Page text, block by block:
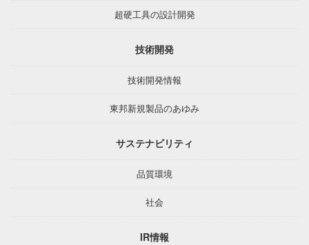
超硬工具の設計開発
技術開発
技術開発情報
東邦新規製品のあゆみ
サステナビリティ
品質環境
社会
IR情報